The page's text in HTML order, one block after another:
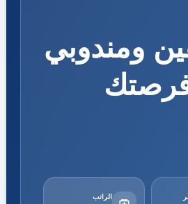
ومندوبي
الراتب